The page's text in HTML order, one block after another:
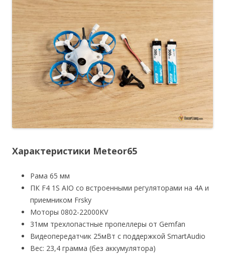
Характеристики Meteor65
Рама 65 мм
ПК F4 1S AIO со встроенными регуляторами на 4А и
приемником Frsky
Моторы 0802-22000KV
31мм трехлопастные пропеллеры от Gemfan
Видеопередатчик 25мВт с поддержкой SmartAudio
Вес: 23,4 грамма (без аккумулятора)